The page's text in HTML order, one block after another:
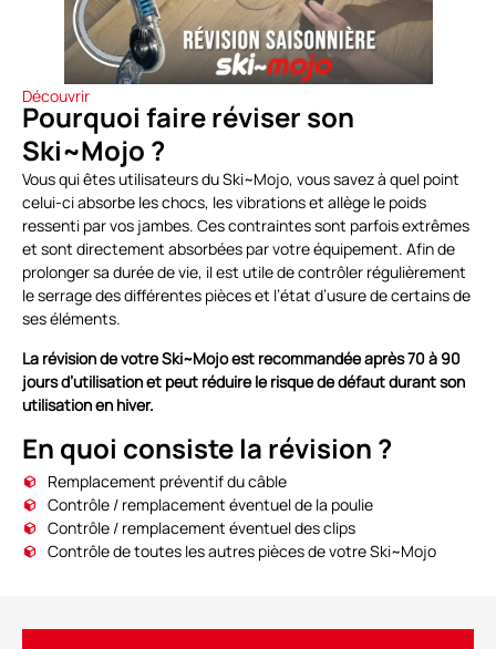
Découvrir
Pourquoi faire réviser son
Ski~Mojo ?
Vous qui êtes utilisateurs du Ski~Mojo, vous savez à quel point
celui-ci absorbe les chocs, les vibrations et allège le poids
ressenti par vos jambes. Ces contraintes sont parfois extrêmes
et sont directement absorbées par votre équipement. Afin de
prolonger sa durée de vie, il est utile de contrôler régulièrement
le serrage des différentes pièces et l’état d’usure de certains de
ses éléments.
La révision de votre Ski~Mojo est recommandée après 70 à 90
jours d’utilisation et peut réduire le risque de défaut durant son
utilisation en hiver.
En quoi consiste la révision ?
Remplacement préventif du câble
Contrôle / remplacement éventuel de la poulie
Contrôle / remplacement éventuel des clips
Contrôle de toutes les autres pièces de votre Ski~Mojo